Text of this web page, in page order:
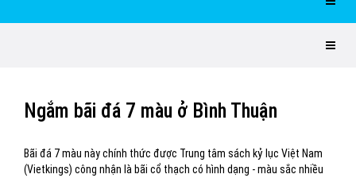
Ngắm bãi đá 7 màu ở Bình Thuận
Bãi đá 7 màu này chính thức được Trung tâm sách kỷ lục Việt Nam
(Vietkings) công nhận là bãi cổ thạch có hình dạng - màu sắc nhiều